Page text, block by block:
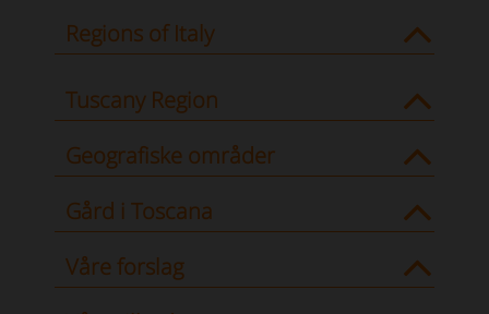
Regions of Italy
Tuscany Region
Geografiske områder
Gård i Toscana
Våre forslag